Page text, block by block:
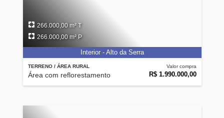
TERRENO / ÁREA RURAL
Área com reflorestamento
Valor compra
R$ 1.990.000,00
266.000,00 m² T
266.000,00 m² P
Interior - Alto da Serra